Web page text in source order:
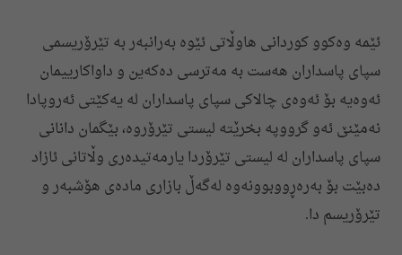
ئێمە وەکوو کوردانی هاوڵاتی ئێوە بەرانبەر بە تێرۆریسمی
سپای پاسداران هەست بە مەترسی دەکەین و داواکارییمان
ئەوەیە بۆ ئەوەی چالاکی سپای پاسداران لە یەکێتی ئەروپا‌دا
نەمێنێ ئەو گرووپە بخرێتە لیستی تێرۆروە، بێگمان دانانی
سپای پاسداران لە لیستی تێرۆردا یارمەتیدەری وڵاتانی ئازاد
دەبێت بۆ بەرەڕووبوونەوە لەگەڵ بازاری مادەی هۆشبەر و
تێرۆریسم‌ دا.